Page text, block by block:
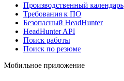
Производственный календарь
Требования к ПО
Безопасный HeadHunter
HeadHunter API
Поиск работы
Поиск по резюме
Мобильное приложение